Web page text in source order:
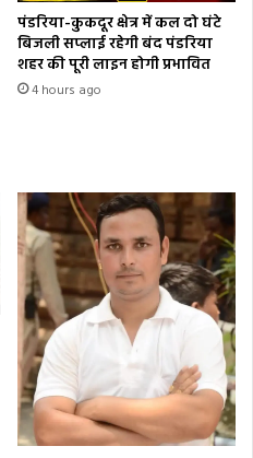
पंडरिया-कुकदूर क्षेत्र में कल दो घंटे
बिजली सप्लाई रहेगी बंद पंडरिया
शहर की पूरी लाइन होगी प्रभावित
4 hours ago